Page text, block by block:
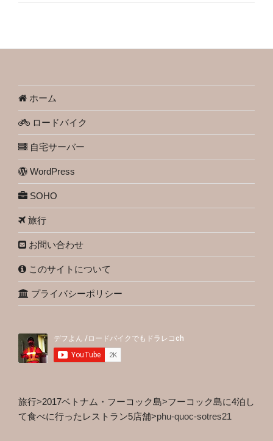
ホーム
ロードバイク
自宅サーバー
WordPress
SOHO
旅行
お問い合わせ
このサイトについて
プライバシーポリシー
旅行>2017ベトナム・フーコック島>フーコック島に4泊し
て食べに行ったレストラン5店舗>phu-quoc-sotres21